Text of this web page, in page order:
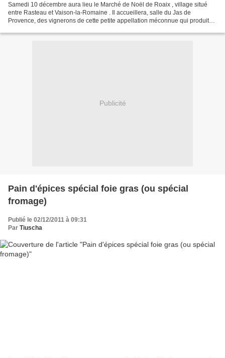
Samedi 10 décembre aura lieu le Marché de Noël de Roaix , village situé
entre Rasteau et Vaison-la-Romaine . Il accueillera, salle du Jas de
Provence, des vignerons de cette petite appellation méconnue qui produit
Publicité
Pain d'épices spécial foie gras (ou spécial
fromage)
Publié le 02/12/2011 à 09:31
Par Tiuscha